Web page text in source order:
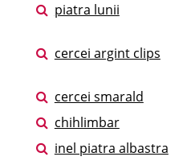
piatra lunii
cercei argint clips
cercei smarald
chihlimbar
inel piatra albastra